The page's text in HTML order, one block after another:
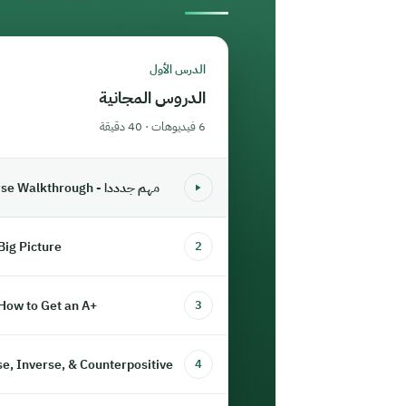
الدرس الأول
الدروس المجانية
6 فيديوهات · 40 دقيقة
Course Walkthrough - مهم جدددا
2
Picture
3
to Get an A+
4
Inverse, & Counterpositive